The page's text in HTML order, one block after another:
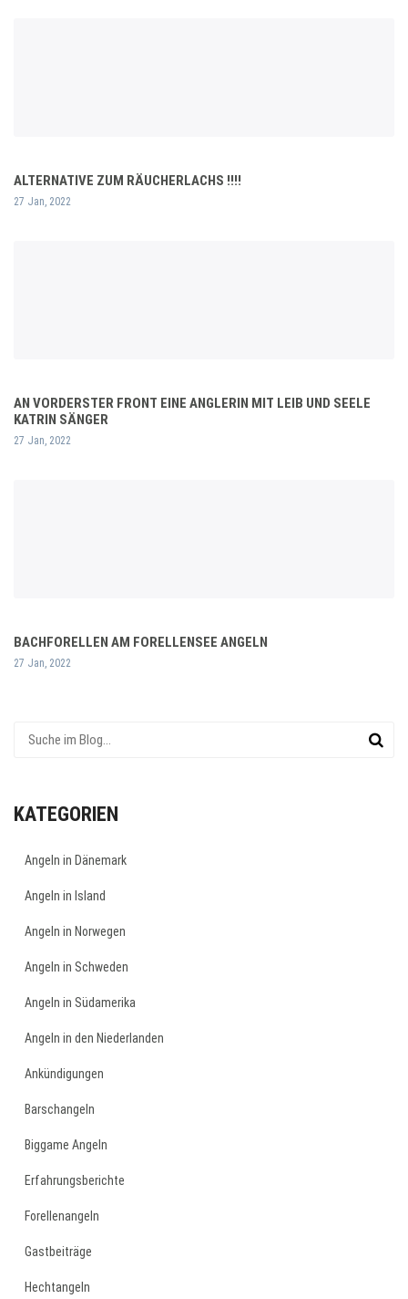
ALTERNATIVE ZUM RÄUCHERLACHS !!!!
27 Jan, 2022
AN VORDERSTER FRONT EINE ANGLERIN MIT LEIB UND SEELE
KATRIN SÄNGER
27 Jan, 2022
BACHFORELLEN AM FORELLENSEE ANGELN
27 Jan, 2022
KATEGORIEN
Angeln in Dänemark
Angeln in Island
Angeln in Norwegen
Angeln in Schweden
Angeln in Südamerika
Angeln in den Niederlanden
Ankündigungen
Barschangeln
Biggame Angeln
Erfahrungsberichte
Forellenangeln
Gastbeiträge
Hechtangeln